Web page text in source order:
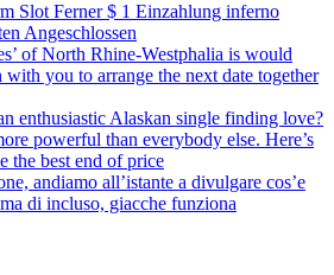
Slot Ferner $ 1 Einzahlung inferno
Angeschlossen
of North Rhine-Westphalia is would
you to arrange the next date together
enthusiastic Alaskan single finding love?
powerful than everybody else. Here’s
the best end of price
andiamo all’istante a divulgare cos’e
di incluso, giacche funziona